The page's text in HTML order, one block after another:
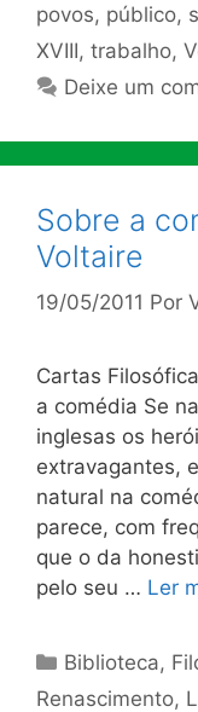
povos, público,
XVIII, trabalho,
Deixe um
Sobre a
Voltaire
19/05/2011 Por
Cartas
a comédia Se
inglesas os
extravagantes,
natural na
parece, com
que o da
pelo seu … Ler
Categorias
Biblioteca,
Renascimento,